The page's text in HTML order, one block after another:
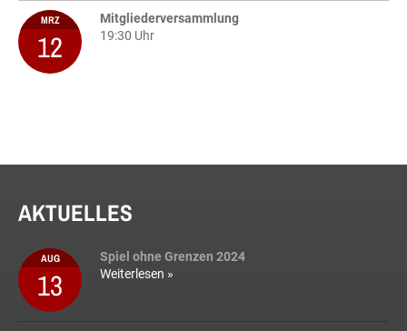
MRZ
12
Mitgliederversammlung
19:30 Uhr
AKTUELLES
AUG
13
Spiel ohne Grenzen 2024
Weiterlesen »